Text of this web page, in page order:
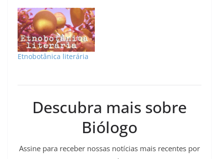
Etnobotânica literária
Descubra mais sobre
Biólogo
Assine para receber nossas notícias mais recentes por